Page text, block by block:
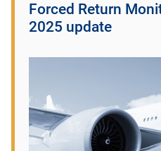
Forced Return
2025 update